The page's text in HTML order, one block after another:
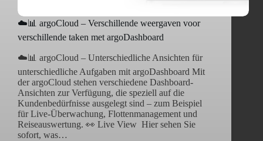
☁️📊 argoCloud – Verschillende weergaven voor
verschillende taken met argoDashboard
☁️📊 argoCloud – Unterschiedliche Ansichten für
unterschiedliche Aufgaben mit argoDashboard Mit
der argoCloud stehen verschiedene Dashboard-
Ansichten zur Verfügung, die speziell auf die
Kundenbedürfnisse ausgelegt sind – zum Beispiel
für Live-Überwachung, Flottenmanagement und
Reiseauswertung. 👀 Live View Hier sehen Sie
sofort, was…